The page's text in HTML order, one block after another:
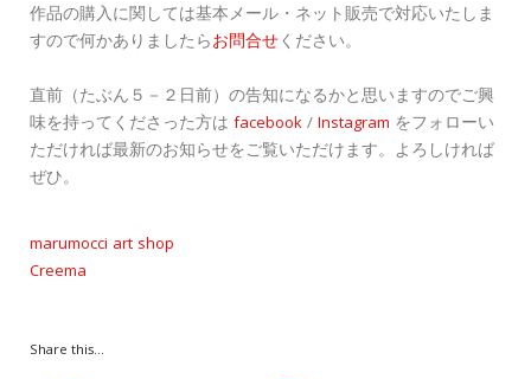
作品の購入に関しては基本メール・ネット販売で対応いたしま
すので何かありましたらお問合せください。
直前（たぶん５－２日前）の告知になるかと思いますのでご興
味を持ってくださった方は facebook/Instagram をフォローい
ただければ最新のお知らせをご覧いただけます。よろしければ
ぜひ。
marumocci art shop
Creema
Share this...